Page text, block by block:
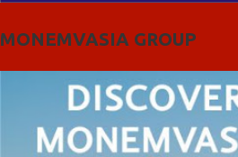
MONEMVASIA GROUP